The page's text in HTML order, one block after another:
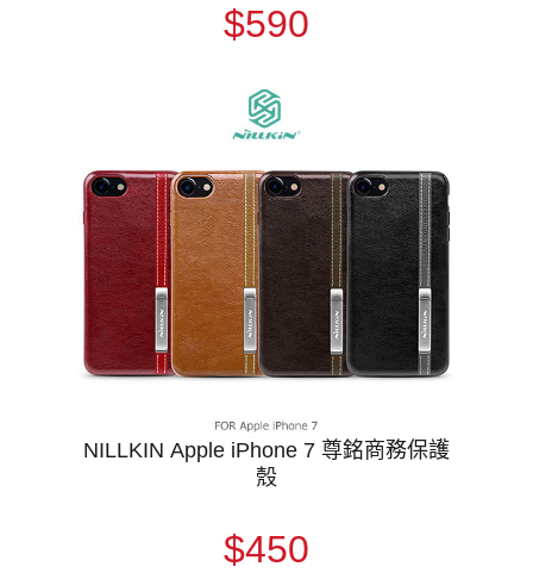
$590
NILLKIN Apple iPhone 7 尊銘商務保護
殼
$450